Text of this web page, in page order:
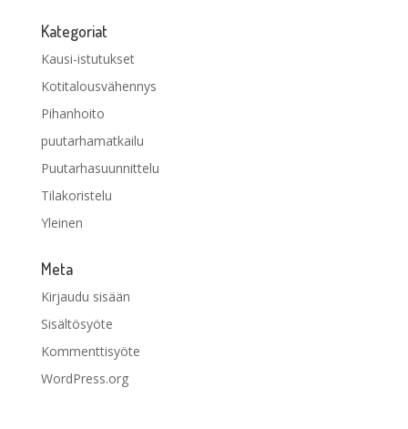
Kategoriat
Kausi-istutukset
Kotitalousvähennys
Pihanhoito
puutarhamatkailu
Puutarhasuunnittelu
Tilakoristelu
Yleinen
Meta
Kirjaudu sisään
Sisältösyöte
Kommenttisyöte
WordPress.org